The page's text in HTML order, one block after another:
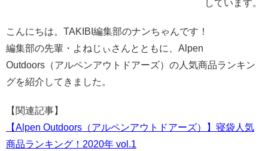
しています。
こんにちは。TAKIBI編集部のナンちゃんです！
編集部の先輩・よねじぃさんとともに、Alpen
Outdoors（アルペンアウトドアーズ）の人気商品ランキン
グを紹介してきました。
【関連記事】
【Alpen Outdoors（アルペンアウトドアーズ）】寝袋人気
商品ランキング！2020年 vol.1